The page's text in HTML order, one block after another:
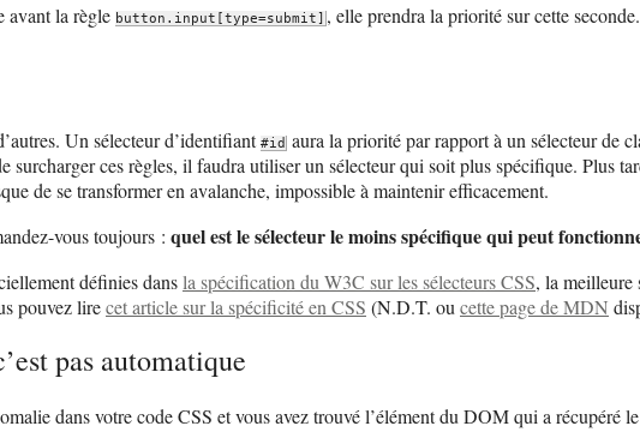
avant la règle button.input[type=submit] , elle prendra la priorité sur cette
Un sélecteur d’identifiant #id aura la priorité par rapport à un sélecteur de
surcharger ces règles, il faudra utiliser un sélecteur qui soit plus spécifique.
de se transformer en avalanche, impossible à maintenir efficacement.
vous toujours : quel est le sélecteur le moins spécifique qui peut
définies dansla spécification du W3C sur les sélecteurs CSS, la meilleure
pouvez lirecet article sur la spécificité en CSS (N.D.T. ou cette page de MDN
pas automatique
dans votre code CSS et vous avez trouvé l’élément du DOM qui a récupéré